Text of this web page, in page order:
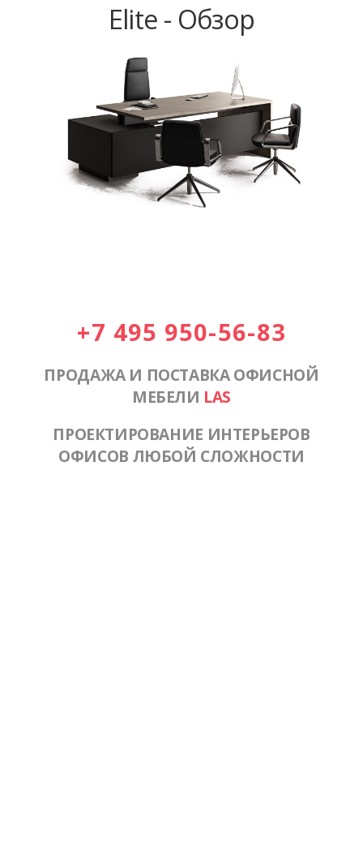
Elite - Обзор
+7 495 950-56-83
ПРОДАЖА И ПОСТАВКА ОФИСНОЙ
МЕБЕЛИ LAS
ПРОЕКТИРОВАНИЕ ИНТЕРЬЕРОВ
ОФИСОВ ЛЮБОЙ СЛОЖНОСТИ